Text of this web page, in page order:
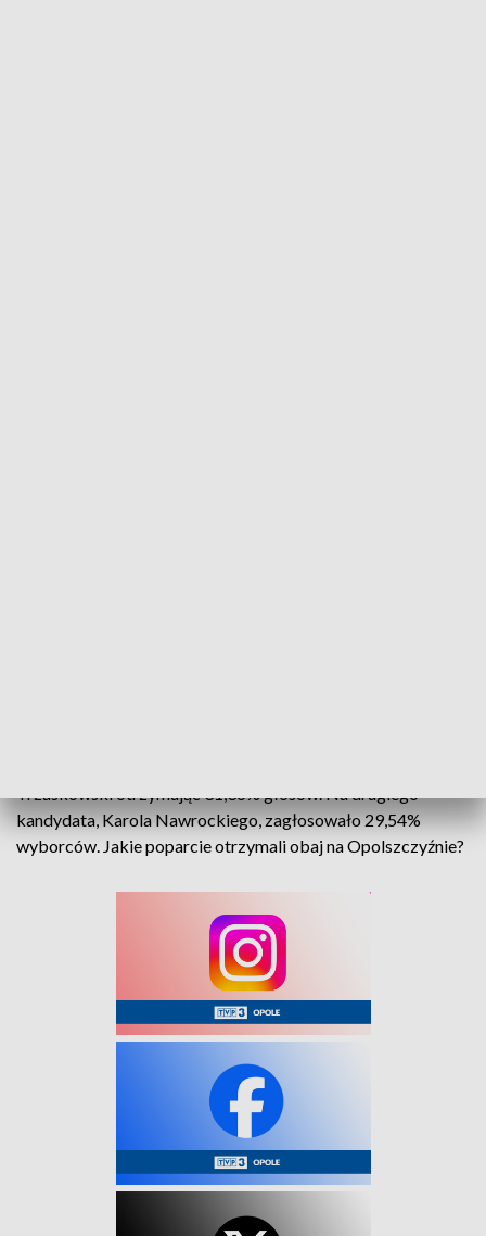
Trzaskowski otrzymując 31,36% głosów. Na drugiego
kandydata, Karola Nawrockiego, zagłosowało 29,54%
wyborców. Jakie poparcie otrzymali obaj na Opolszczyźnie?